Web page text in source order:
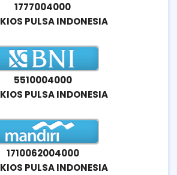
1777004000
KIOS PULSA INDONESIA
5510004000
KIOS PULSA INDONESIA
1710062004000
KIOS PULSA INDONESIA